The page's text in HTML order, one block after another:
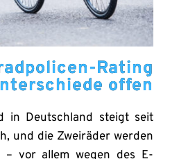
Rating
offen
in Deutschland steigt seit
und die Zweiräder werden
– vor allem wegen des E-